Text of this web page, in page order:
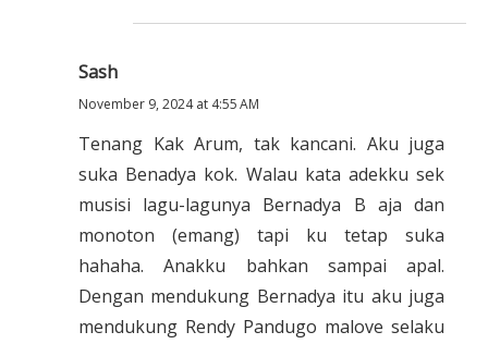
Sash
November 9, 2024 at 4:55 AM
Tenang Kak Arum, tak kancani. Aku juga
suka Benadya kok. Walau kata adekku sek
musisi lagu-lagunya Bernadya B aja dan
monoton (emang) tapi ku tetap suka
hahaha. Anakku bahkan sampai apal.
Dengan mendukung Bernadya itu aku juga
mendukung Rendy Pandugo malove selaku